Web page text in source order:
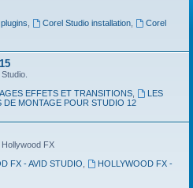
Corel Studio installation,
Corel
EFFETS ET TRANSITIONS,
LES
DE MONTAGE POUR STUDIO 12
FX
FX - AVID STUDIO
HOLLYWOOD FX -